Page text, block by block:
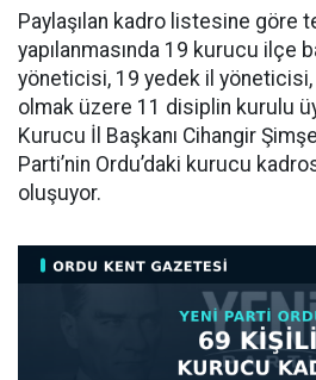
Paylaşılan kadro listesine göre
yapılanmasında 19 kurucu ilçe
yöneticisi, 19 yedek il
olmak üzere 11 disiplin kurulu
Kurucu İl Başkanı Cihangir
Parti’nin Ordu’daki kurucu
oluşuyor.